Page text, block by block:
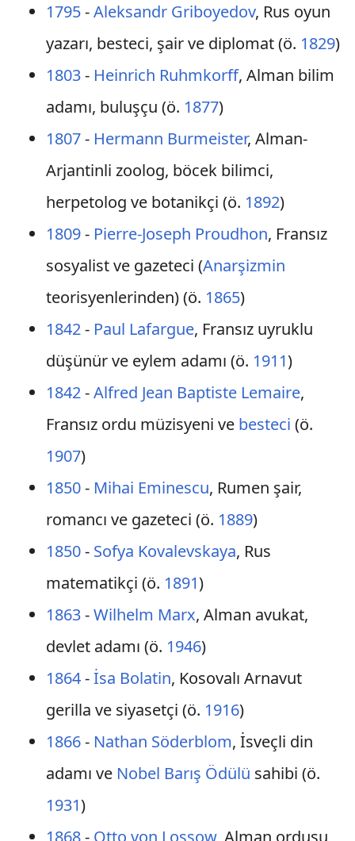
1795-Aleksandr Griboyedov, Rus oyun
yazarı, besteci, şair ve diplomat (ö. 1829)
1803- Heinrich Ruhmkorff, Alman bilim
adamı, buluşçu (ö. 1877)
1807- Hermann Burmeister, Alman-
Arjantinli zoolog, böcek bilimci,
herpetolog ve botanikçi (ö. 1892)
1809- Pierre-Joseph Proudhon, Fransız
sosyalist ve gazeteci (Anarşizmin
teorisyenlerinden) (ö. 1865)
1842- Paul Lafargue, Fransız uyruklu
düşünür ve eylem adamı (ö. 1911)
1842-Alfred Jean Baptiste Lemaire,
Fransız ordu müzisyeni ve besteci (ö.
1907)
1850- Mihai Eminescu, Rumen şair,
romancı ve gazeteci (ö. 1889)
1850- Sofya Kovalevskaya, Rus
matematikçi (ö. 1891)
1863-Wilhelm Marx, Alman avukat,
devlet adamı (ö. 1946)
1864-İsa Bolatin, Kosovalı Arnavut
gerilla ve siyasetçi (ö. 1916)
1866- Nathan Söderblom, İsveçli din
adamı ve Nobel Barış Ödülü sahibi (ö.
1931)
1868- Otto von Lossow, Alman ordusu